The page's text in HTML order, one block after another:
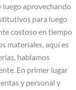
luego aprovechando
para luego
costoso en tiempo
materiales, aquí es
hablamos
En primer lugar
y personal y